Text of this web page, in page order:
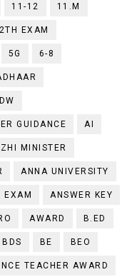
11-12 11.M
EXAM
5G 6-8
GUIDANCE AI
MINISTER
ANNA UNIVERSITY
EXAM ANSWER KEY
AWARD B.ED
BDS BE BEO
TEACHER AWARD